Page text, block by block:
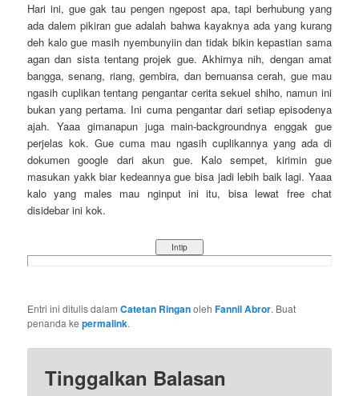
Hari ini, gue gak tau pengen ngepost apa, tapi berhubung yang
ada dalem pikiran gue adalah bahwa kayaknya ada yang kurang
deh kalo gue masih nyembunyiin dan tidak bikin kepastian sama
agan dan sista tentang projek gue. Akhirnya nih, dengan amat
bangga, senang, riang, gembira, dan bernuansa cerah, gue mau
ngasih cuplikan tentang pengantar cerita sekuel shiho, namun ini
bukan yang pertama. Ini cuma pengantar dari setiap episodenya
ajah. Yaaa gimanapun juga main-backgroundnya enggak gue
perjelas kok. Gue cuma mau ngasih cuplikannya yang ada di
dokumen google dari akun gue. Kalo sempet, kirimin gue
masukan yakk biar kedeannya gue bisa jadi lebih baik lagi. Yaaa
kalo yang males mau nginput ini itu, bisa lewat free chat
disidebar ini kok.
Entri ini ditulis dalamCatetan RinganolehFannil Abror. Buat
penanda kepermalink.
Tinggalkan Balasan